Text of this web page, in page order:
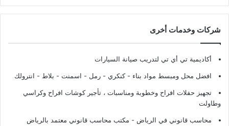
شركات وخدمات أخرى
أكاديمية تي أي تي لتدريب صيانة السيارات
افضل محل ومبسط مواد بناء - كنكري - رمل - اسمنت - بلاط - انترولك
تجهيز حفلات افراح وخطوبة ومناسبات ، تأجير كوشات افراح وكراسي
وطاولت
محاسب قانوني في الرياض - مكتب محاسب قانوني معتمد بالرياض